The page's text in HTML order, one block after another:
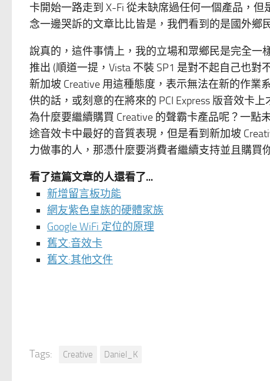
卡開始一路走到 X-Fi 從未缺席過任何一個產品，
念一邊哭訴的文章比比皆是，我們看到的是國外鄉
說真的，這件事情上，我的立場和眾鄉民是完全一
推出 (順道一提，Vista 不裝 SP1 是對不起自己也
新加坡 Creative 用這種態度，表示無法在新的作
供的話，或刻意的在將來的 PCI Express 版音效卡
為什麼要繼續購買 Creative 的聲霸卡產品呢？一
途音效卡中最好的音質表現，但是看到新加坡
力做事的人，那憑什麼要消費者繼續支持並且購買
看了這篇文章的人還看了...
新增留言板功能
網友紫色皇族的硬體家族
Google WiFi 定位的原理
舊文:音效卡
舊文:其他文件
Tags: Creative Daniel_K